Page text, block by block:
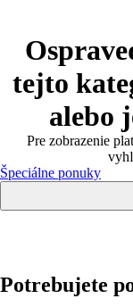
tejto
alebo
Pre zobrazenie
Špeciálne ponuky
Potrebujete